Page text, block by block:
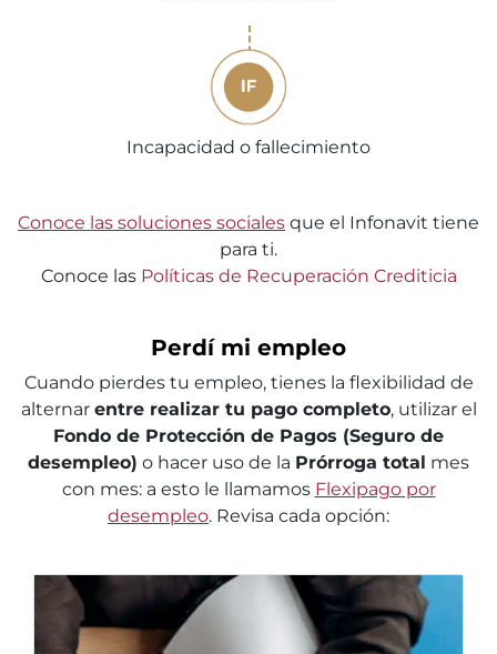
Incapacidad o fallecimiento
Conoce las soluciones sociales que el Infonavit tiene
para ti.
Conoce las Políticas de Recuperación Crediticia
Perdí mi empleo
Cuando pierdes tu empleo, tienes la flexibilidad de
alternar entre realizar tu pago completo, utilizar el
Fondo de Protección de Pagos (Seguro de
desempleo) o hacer uso de la Prórroga total mes
con mes: a esto le llamamos Flexipago por
desempleo. Revisa cada opción: